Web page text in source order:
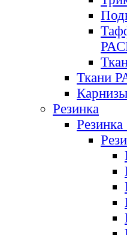
Ткани
Резинка
Резинка